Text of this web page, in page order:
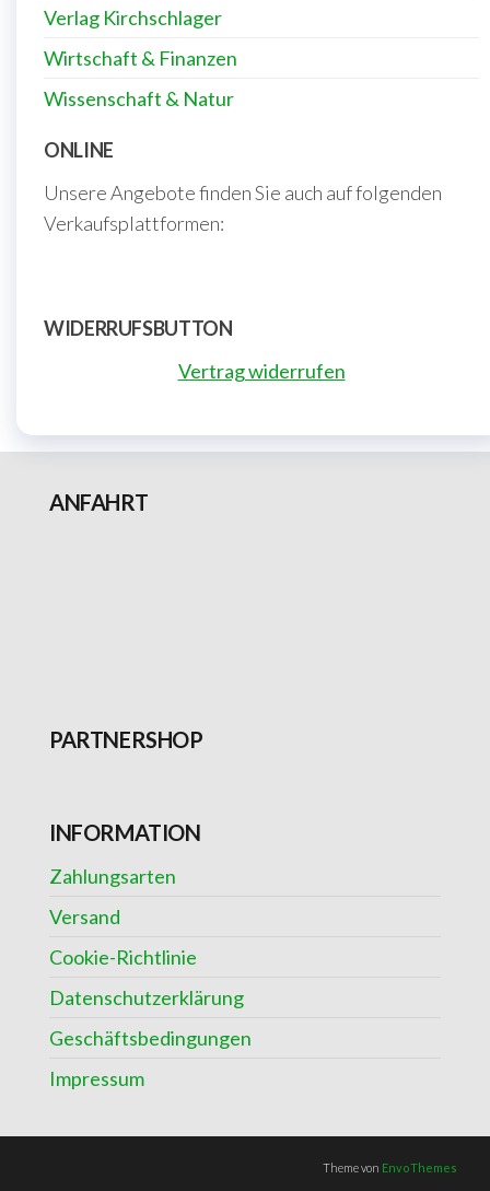
Verlag Kirchschlager
Wirtschaft & Finanzen
Wissenschaft & Natur
ONLINE
Unsere Angebote finden Sie auch auf folgenden
Verkaufsplattformen:
WIDERRUFSBUTTON
Vertrag widerrufen
ANFAHRT
PARTNERSHOP
INFORMATION
Zahlungsarten
Versand
Cookie-Richtlinie
Datenschutzerklärung
Geschäftsbedingungen
Impressum
Theme von EnvoThemes